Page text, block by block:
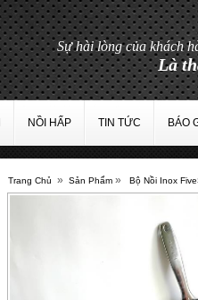
Sự hài
NỒI HẤP TIN TỨC BÁO
Trang Chủ » Sản Phẩm » Bộ Nồi Inox